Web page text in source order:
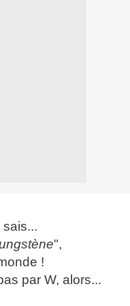
sais...
",
!
par W, alors...